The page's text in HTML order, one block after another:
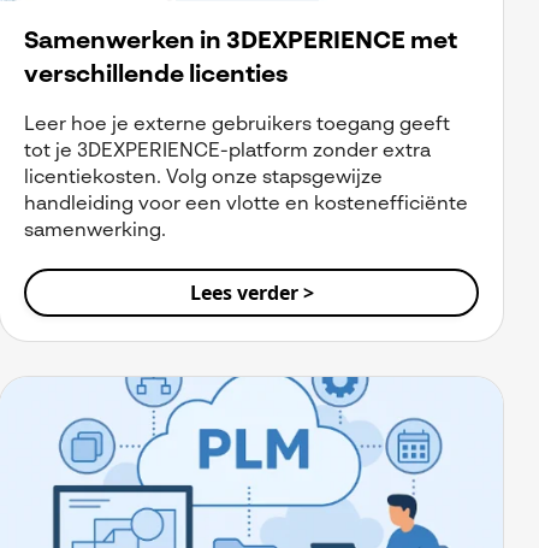
Samenwerken in 3DEXPERIENCE met
verschillende licenties
Leer hoe je externe gebruikers toegang geeft
tot je 3DEXPERIENCE-platform zonder extra
licentiekosten. Volg onze stapsgewijze
handleiding voor een vlotte en kostenefficiënte
samenwerking.
Lees verder >